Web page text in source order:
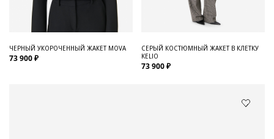
ЧЕРНЫЙ УКОРОЧЕННЫЙ ЖАКЕТ MOVA
73 900 ₽
СЕРЫЙ КОСТЮМНЫЙ ЖАКЕТ В КЛЕТКУ
KELIO
73 900 ₽